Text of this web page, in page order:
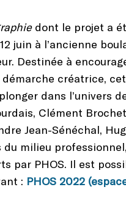
dont le projet a
juin à l’ancienne
Destinée à
créatrice,
dans l’univers
Clément
Jean-Sénéchal,
milieu
PHOS. Il est
: PHOS 2022